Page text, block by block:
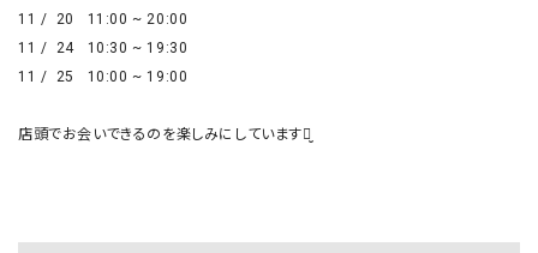
11 /  20   11:00 ~ 20:00
11 /  24   10:30 ~ 19:30
11 /  25   10:00 ~ 19:00
店頭でお会いできるのを楽しみにしていますꪔ̤̮